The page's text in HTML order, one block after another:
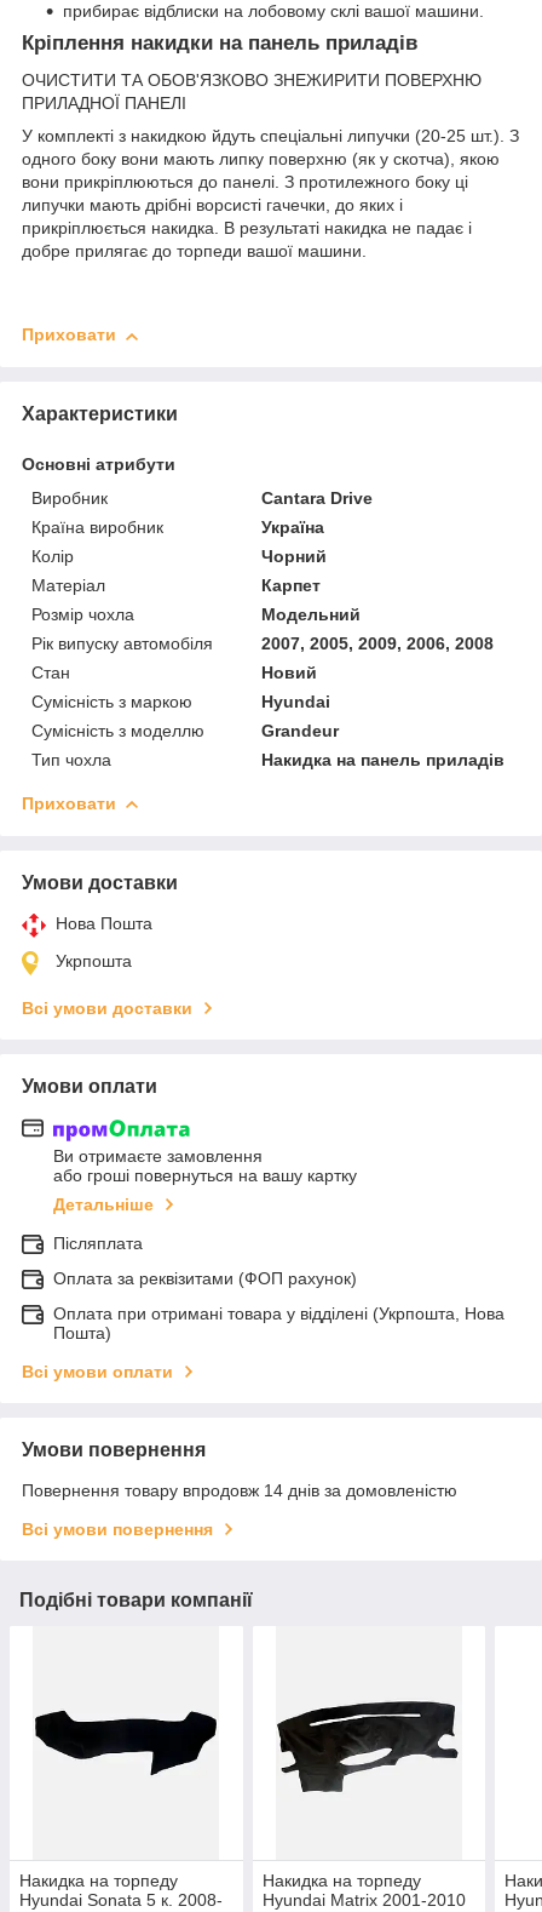
прибирає відблиски на лобовому склі вашої машини.
Кріплення накидки на панель приладів
ОЧИСТИТИ ТА ОБОВ'ЯЗКОВО ЗНЕЖИРИТИ ПОВЕРХНЮ
ПРИЛАДНОЇ ПАНЕЛІ
У комплекті з накидкою йдуть спеціальні липучки (20-25 шт.). З
одного боку вони мають липку поверхню (як у скотча), якою
вони прикріплюються до панелі. З протилежного боку ці
липучки мають дрібні ворсисті гачечки, до яких і
прикріплюється накидка. В результаті накидка не падає і
добре прилягає до торпеди вашої машини.
Приховати
Характеристики
Основні атрибути
Виробник
Cantara Drive
Країна виробник
Україна
Колір
Чорний
Матеріал
Карпет
Розмір чохла
Модельний
Рік випуску автомобіля
2007, 2005, 2009, 2006, 2008
Стан
Новий
Сумісність з маркою
Hyundai
Сумісність з моделлю
Grandeur
Тип чохла
Накидка на панель приладів
Приховати
Умови доставки
Нова Пошта
Укрпошта
Всі умови доставки
Умови оплати
Ви отримаєте замовлення
або гроші повернуться на вашу картку
Детальніше
Післяплата
Оплата за реквізитами (ФОП рахунок)
Оплата при отримані товара у відділені (Укрпошта, Нова
Пошта)
Всі умови оплати
Умови повернення
Повернення товару впродовж 14 днів за домовленістю
Всі умови повернення
Подібні товари компанії
Накидка на торпеду
Hyundai Sonata 5 к. 2008-
Накидка на торпеду
Hyundai Matrix 2001-2010